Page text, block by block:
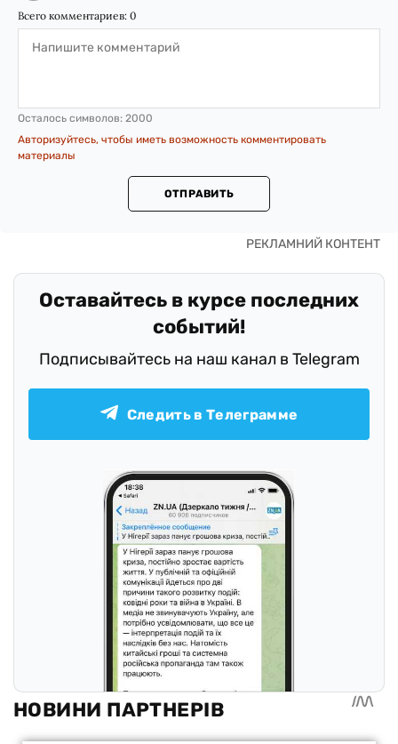
Всего комментариев: 0
Осталось символов: 2000
Авторизуйтесь, чтобы иметь возможность комментировать
материалы
ОТПРАВИТЬ
Оставайтесь в курсе последних
событий!
Подписывайтесь на наш канал в Telegram
Следить в Телеграмме